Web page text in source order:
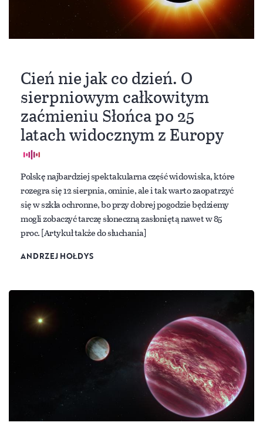
Cień nie jak co dzień. O
sierpniowym całkowitym
zaćmieniu Słońca po 25
latach widocznym z Europy
Polskę najbardziej spektakularna część widowiska, które
rozegra się 12 sierpnia, ominie, ale i tak warto zaopatrzyć
się w szkła ochronne, bo przy dobrej pogodzie będziemy
mogli zobaczyć tarczę słoneczną zasłoniętą nawet w 85
proc. [Artykuł także do słuchania]
ANDRZEJ HOŁDYS